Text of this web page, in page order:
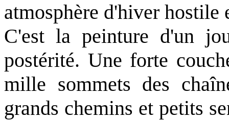
atmosphère d'hiver hostile
C'est la peinture d'un
postérité. Une forte
mille sommets des
grands chemins et petits